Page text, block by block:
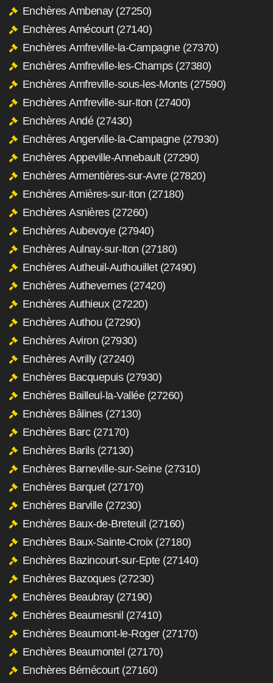
Enchères Ambenay (27250)
Enchères Amécourt (27140)
Enchères Amfreville-la-Campagne (27370)
Enchères Amfreville-les-Champs (27380)
Enchères Amfreville-sous-les-Monts (27590)
Enchères Amfreville-sur-Iton (27400)
Enchères Andé (27430)
Enchères Angerville-la-Campagne (27930)
Enchères Appeville-Annebault (27290)
Enchères Armentières-sur-Avre (27820)
Enchères Arnières-sur-Iton (27180)
Enchères Asnières (27260)
Enchères Aubevoye (27940)
Enchères Aulnay-sur-Iton (27180)
Enchères Autheuil-Authouillet (27490)
Enchères Authevernes (27420)
Enchères Authieux (27220)
Enchères Authou (27290)
Enchères Aviron (27930)
Enchères Avrilly (27240)
Enchères Bacquepuis (27930)
Enchères Bailleul-la-Vallée (27260)
Enchères Bâlines (27130)
Enchères Barc (27170)
Enchères Barils (27130)
Enchères Barneville-sur-Seine (27310)
Enchères Barquet (27170)
Enchères Barville (27230)
Enchères Baux-de-Breteuil (27160)
Enchères Baux-Sainte-Croix (27180)
Enchères Bazincourt-sur-Epte (27140)
Enchères Bazoques (27230)
Enchères Beaubray (27190)
Enchères Beaumesnil (27410)
Enchères Beaumont-le-Roger (27170)
Enchères Beaumontel (27170)
Enchères Bémécourt (27160)